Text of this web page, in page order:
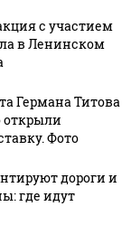
с участием
в Ленинском
Германа Титова
открыли
Фото
дороги и
где идут